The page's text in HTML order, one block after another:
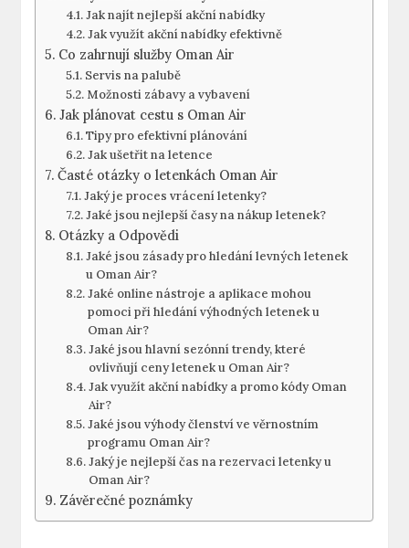
Jak najít nejlepší akční nabídky
Jak využít akční nabídky efektivně
Co zahrnují služby Oman Air
Servis na palubě
Možnosti zábavy a vybavení
Jak plánovat cestu s Oman Air
Tipy pro efektivní plánování
Jak ušetřit na letence
Časté otázky o letenkách Oman Air
Jaký je proces vrácení letenky?
Jaké jsou nejlepší časy na nákup letenek?
Otázky a Odpovědi
Jaké jsou zásady pro hledání levných letenek
u Oman Air?
Jaké online nástroje a aplikace mohou
pomoci při hledání výhodných letenek u
Oman Air?
Jaké jsou hlavní sezónní trendy, které
ovlivňují ceny letenek u Oman Air?
Jak využít akční nabídky a promo kódy Oman
Air?
Jaké jsou výhody členství ve věrnostním
programu Oman Air?
Jaký je nejlepší čas na rezervaci letenky u
Oman Air?
Závěrečné poznámky